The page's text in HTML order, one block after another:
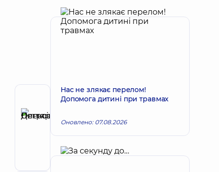
Автор
Олексій
Петрович
Хірург;
Хірург
Нас не злякає перелом!
Допомога дитині при травмах
Оновлено: 07.08.2026